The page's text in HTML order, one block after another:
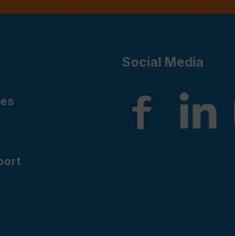
Social Media